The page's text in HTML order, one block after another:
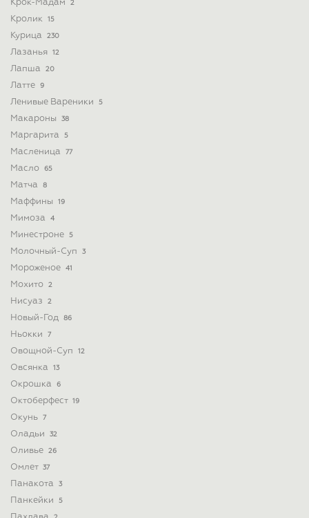
Крок-Мадам 2
Кролик 15
Курица 230
Лазанья 12
Лапша 20
Латте 9
Ленивые Вареники 5
Макароны 38
Маргарита 5
Масленица 77
Масло 65
Матча 8
Маффины 19
Мимоза 4
Минестроне 5
Молочный-Суп 3
Мороженое 41
Мохито 2
Нисуаз 2
Новый-Год 86
Ньокки 7
Овощной-Суп 12
Овсянка 13
Окрошка 6
Октоберфест 19
Окунь 7
Оладьи 32
Оливье 26
Омлет 37
Панакота 3
Панкейки 5